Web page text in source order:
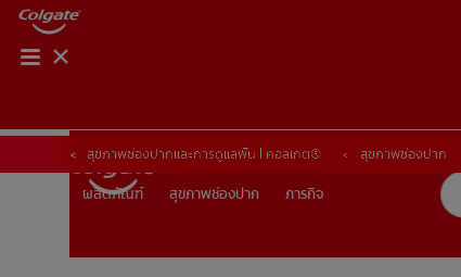
ผลิตภัณฑ์ สุขภาพช่องปาก
ผลิตภัณฑ์ สุขภาพช่องปาก ภารกิจ
การจับคู่ผลิตภัณฑ์
สุขภาพช่องปากและการดูแลฟัน | คอลเกต® สุขภาพช่องปาก